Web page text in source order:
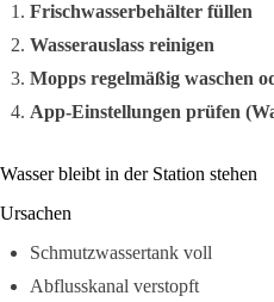
Frischwasserbehälter füllen
Wasserauslass reinigen
Mopps regelmäßig waschen
App-Einstellungen prüfen
Wasser bleibt in der Station stehen
Ursachen
Schmutzwassertank voll
Abflusskanal verstopft